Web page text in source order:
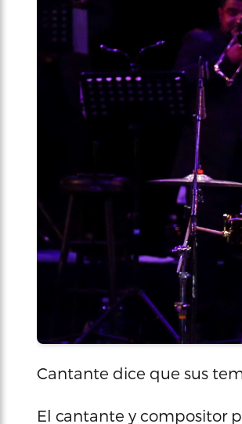
Cantante dice que sus
El cantante y compositor